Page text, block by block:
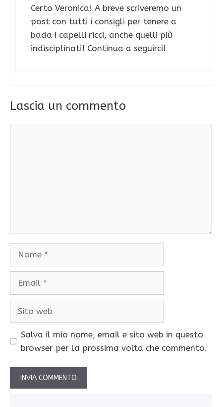
Certo Veronica! A breve scriveremo un
post con tutti i consigli per tenere a
bada i capelli ricci, anche quelli più
indisciplinati! Continua a seguirci!
Lascia un commento
Salva il mio nome, email e sito web in questo
browser per la prossima volta che commento.